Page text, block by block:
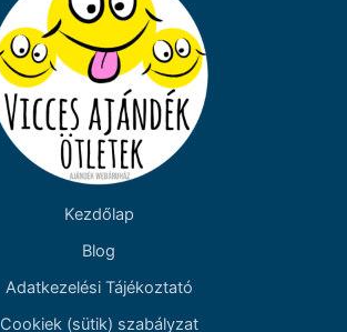
Kezdőlap
Blog
Adatkezelési Tájékoztató
Cookiek (sütik) szabályzat